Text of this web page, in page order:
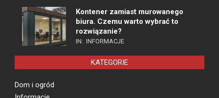
Kontener zamiast murowanego
biura. Czemu warto wybrać to
rozwiązanie?
IN: INFORMACJE
KATEGORIE
Dom i ogród